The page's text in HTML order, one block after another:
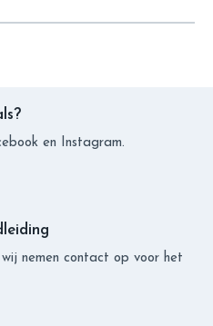
en Instagram.
nemen contact op voor het